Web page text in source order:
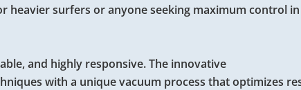
heavier surfers or anyone seeking maximum control
and highly responsive. The innovative
with a unique vacuum process that optimizes